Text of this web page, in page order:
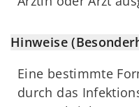
Hinweise
Eine bestimmte
durch das